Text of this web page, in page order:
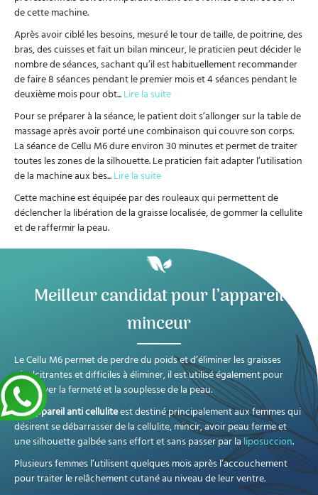
de cette machine.
Après avoir ciblé les besoins, mesuré le tour de taille, de poitrine, des
bras, des cuisses et fait un bilan minceur, le praticien peut décider le
nombre de séances, sachant qu’il est habituellement recommander
de faire 8 séances pendant le premier mois et 4 séances pendant le
deuxième mois pour obt...Lire la suite
Pour se préparer à la séance, le patient doit s’allonger sur la table de
massage après avoir porté une combinaison qui couvre son corps.
La séance de Cellu M6 dure environ 30 minutes et permet de traiter
toutes les zones de la silhouette. Le praticien fait adapter l’utilisation
de la machine aux bes...Lire la suite
Cette machine est équipée par des rouleaux qui permettent de
déclencher la libération de la graisse localisée, de gommer la cellulite
et de raffermir la peau.
Meilleur candidat pour l’appareil
minceur
Le Cellu M6 permet de perdre du poids et d’éliminer les graisses
récalcitrantes et difficiles à éliminer, il est utilisé également pour
conserver la fermeté et la souplesse de la peau.
Cetappareil anti celluliteest destiné principalement aux femmes qui
désirent se débarrasser de la cellulite, mincir, avoir peau ferme et
une silhouette galbée sans effort et sans passer par laliposuccion.
Plusieurs femmes l’utilisent quelques mois après l’accouchement
pour traiter le relâchement cutané au niveau de leur ventre.